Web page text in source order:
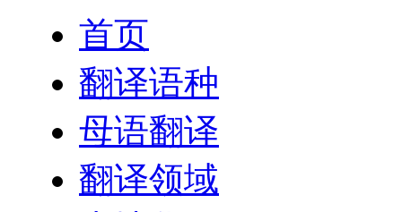
首页
翻译语种
母语翻译
翻译领域